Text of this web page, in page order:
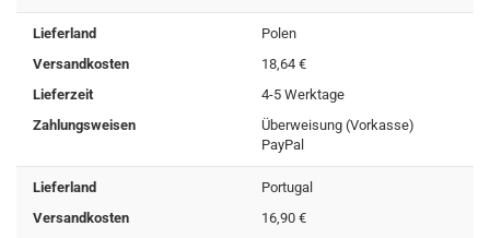
Lieferland
Polen
Versandkosten
18,64 €
Lieferzeit
4-5 Werktage
Zahlungsweisen
Überweisung (Vorkasse)
PayPal
Lieferland
Portugal
Versandkosten
16,90 €